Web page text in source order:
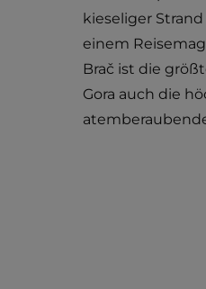
kieseliger
einem
Brač ist die
Gora auch die